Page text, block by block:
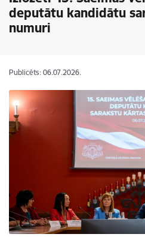
deputātu kandidātu
numuri
Publicēts: 06.07.2026.